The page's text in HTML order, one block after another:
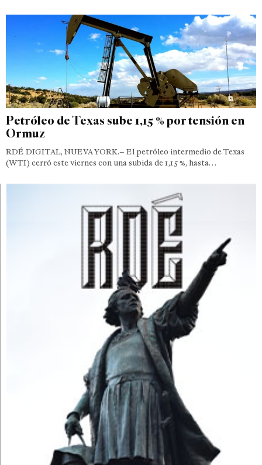
Petróleo de Texas sube 1,15 % por tensión en
Ormuz
RDÉ DIGITAL, NUEVA YORK.– El petróleo intermedio de Texas
(WTI) cerró este viernes con una subida de 1,15 %, hasta…